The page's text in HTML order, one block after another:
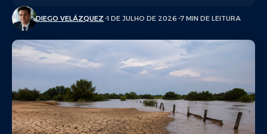
DIEGO VELÁZQUEZ 1 DE JULHO DE 2026 7 MIN DE LEITURA